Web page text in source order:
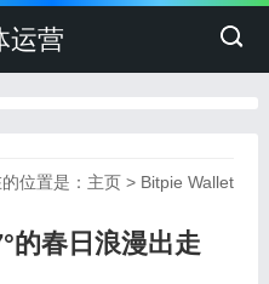
运营
位置是： 主页 > Bitpie Wallet
的春日浪漫出走